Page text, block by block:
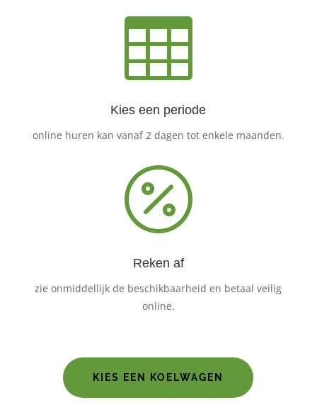

Kies een periode
online huren kan vanaf 2 dagen tot enkele maanden.

Reken af
zie onmiddellijk de beschikbaarheid en betaal veilig
online.
KIES EEN KOELWAGEN